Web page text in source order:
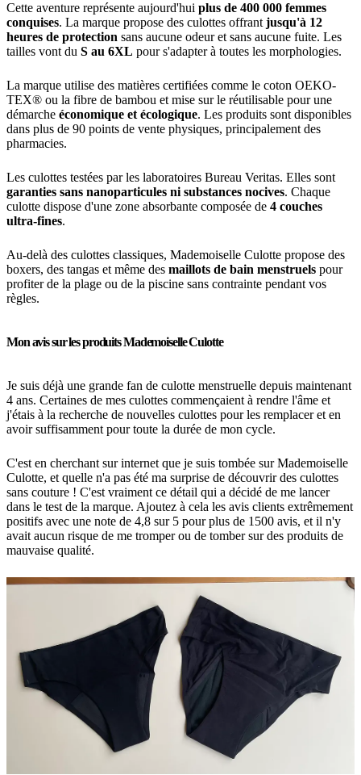
Cette aventure représente aujourd'hui plus de 400 000 femmes
conquises. La marque propose des culottes offrantjusqu'à 12
heures de protection sans aucune odeur et sans aucune fuite. Les
tailles vont du S au 6XL pour s'adapter à toutes les morphologies.
La marque utilise des matières certifiées comme le coton OEKO-
TEX® ou la fibre de bambou et mise sur le réutilisable pour une
démarche économique et écologique. Les produits sont disponibles
dans plus de 90 points de vente physiques, principalement des
pharmacies.
Les culottes testées par les laboratoires Bureau Veritas. Elles sont
garanties sans nanoparticules ni substances nocives. Chaque
culotte dispose d'une zone absorbante composée de 4 couches
ultra-fines.
Au-delà des culottes classiques, Mademoiselle Culotte propose des
boxers, des tangas et même des maillots de bain menstruels pour
profiter de la plage ou de la piscine sans contrainte pendant vos
règles.
Mon avis sur les produits Mademoiselle Culotte
Je suis déjà une grande fan de culotte menstruelle depuis maintenant
4 ans. Certaines de mes culottes commençaient à rendre l'âme et
j'étais à la recherche de nouvelles culottes pour les remplacer et en
avoir suffisamment pour toute la durée de mon cycle.
C'est en cherchant sur internet que je suis tombée sur Mademoiselle
Culotte, et quelle n'a pas été ma surprise de découvrir des culottes
sans couture ! C'est vraiment ce détail qui a décidé de me lancer
dans le test de la marque. Ajoutez à cela les avis clients extrêmement
positifs avec une note de 4,8 sur 5 pour plus de 1500 avis, et il n'y
avait aucun risque de me tromper ou de tomber sur des produits de
mauvaise qualité.